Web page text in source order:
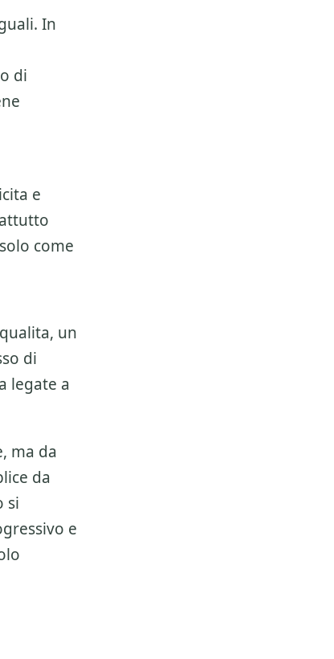
In
di
e
come
un
di
legate a
ma da
da
si
e